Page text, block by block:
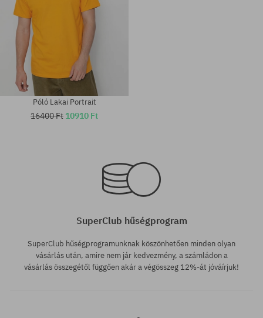
M; L
Póló Lakai Portrait
16400 Ft 10910 Ft
SuperClub hűségprogram
SuperClub hűségprogramunknak köszönhetően minden olyan
vásárlás után, amire nem jár kedvezmény, a számládon a
vásárlás összegétől függően akár a végösszeg 12%-át jóváírjuk!